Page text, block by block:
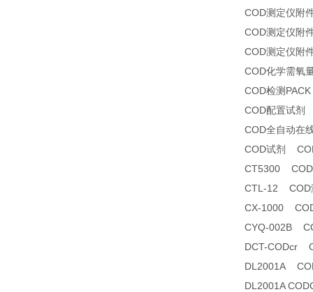
COD测定仪附
COD测定仪附
COD测定仪附
COD化学需氧
COD检测
COD配置试剂
COD全自动在
COD试剂
CT5300 COD
CTL-12 COD
CX-1000
CYQ-002B
DCT-CODcr
DL2001A
DL2001A